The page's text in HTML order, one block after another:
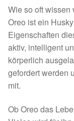
Spenden
Juli bis
Januar
Juli bis
Wie so oft wissen
Oreo ist ein
Eigenschaften
aktiv, intelligent
körperlich
gefordert werden
mit.
Ob Oreo das